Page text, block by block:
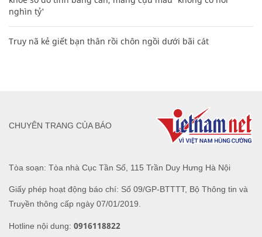
nghìn tỷ'
Truy nã kẻ giết bạn thân rồi chôn ngồi dưới bãi cát
Tòa soạn: Tòa nhà Cục Tần Số, 115 Trần Duy Hưng Hà Nội
Giấy phép hoạt động báo chí: Số 09/GP-BTTTT, Bộ Thông tin và
Truyền thông cấp ngày 07/01/2019.
Hotline nội dung: 0916118822
CHUYÊN TRANG CỦA BÁO